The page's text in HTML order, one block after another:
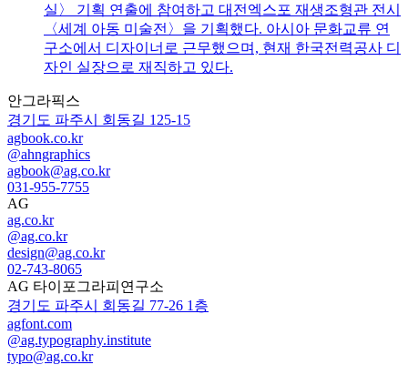
실〉 기획 연출에 참여하고 대전엑스포 재생조형관 전시
〈세계 아동 미술전〉을 기획했다. 아시아 문화교류 연
구소에서 디자이너로 근무했으며, 현재 한국전력공사 디
자인 실장으로 재직하고 있다.
안그라픽스
경기도 파주시 회동길 125-15
agbook.co.kr
@ahngraphics
agbook@ag.co.kr
031-955-7755
AG
ag.co.kr
@ag.co.kr
design@ag.co.kr
02-743-8065
AG 타이포그라피연구소
경기도 파주시 회동길 77-26 1층
agfont.com
@ag.typography.institute
typo@ag.co.kr